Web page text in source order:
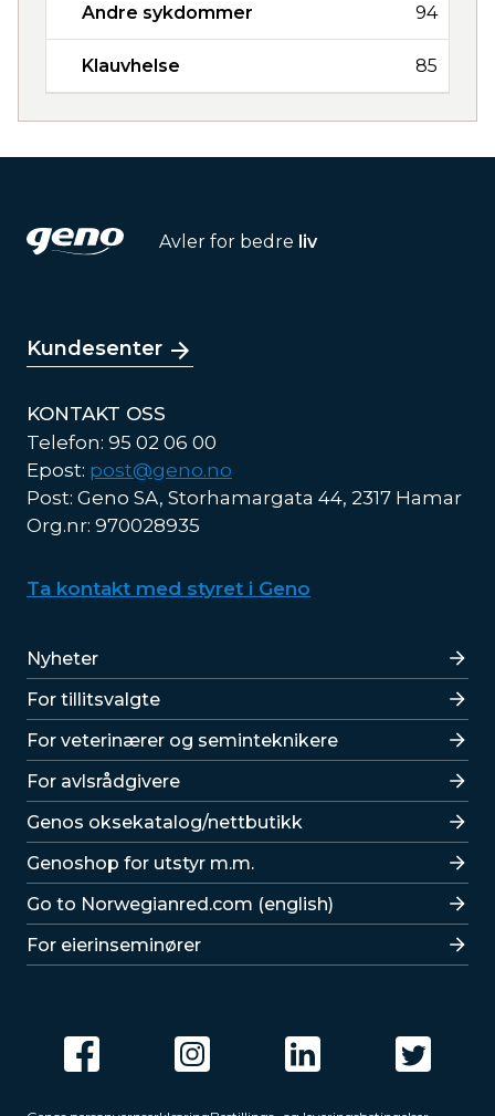
Andre sykdommer 94
Klauvhelse 85
Avler for bedre liv
Kundesenter
KONTAKT OSS
Telefon: 95 02 06 00
Epost: post@geno.no
Post: Geno SA, Storhamargata 44, 2317 Hamar
Org.nr: 970028935
Ta kontakt med styret i Geno
Lenker
Nyheter
For tillitsvalgte
For veterinærer og seminteknikere
For avlsrådgivere
Lenker
Genos oksekatalog/nettbutikk
Genoshop for utstyr m.m.
Go to Norwegianred.com (english)
For eierinseminører